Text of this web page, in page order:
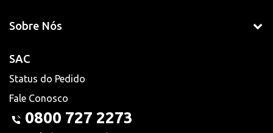
Sobre Nós
SAC
Status do Pedido
Fale Conosco
0800 727 2273